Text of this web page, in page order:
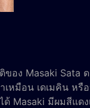
ของ Masaki Sata
หมือน เดเมคิน ห
ด้ Masaki มีผมสีแ